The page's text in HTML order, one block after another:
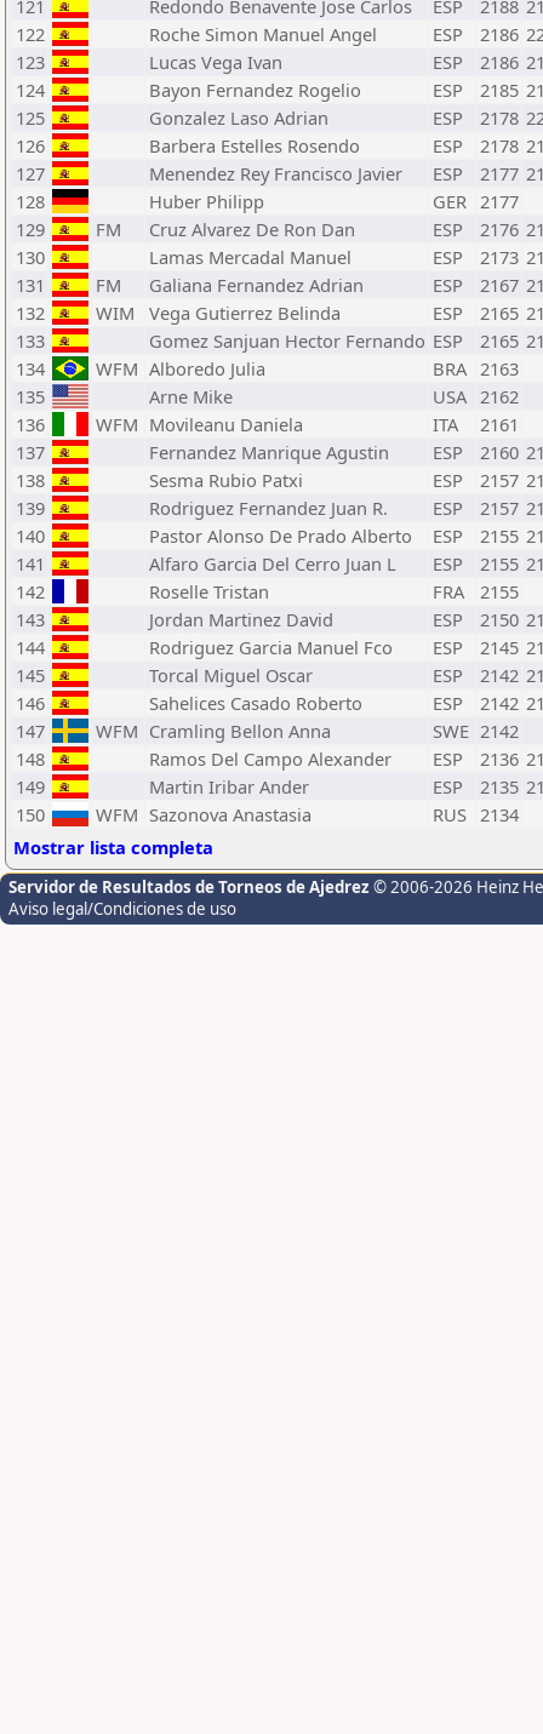
121
Redondo Benavente Jose Carlos ESP 2188
122
Roche Simon Manuel Angel ESP 2186
123
Lucas Vega Ivan ESP 2186
124
Bayon Fernandez Rogelio ESP 2185
125
Gonzalez Laso Adrian ESP 2178
126
Barbera Estelles Rosendo ESP 2178
127
Menendez Rey Francisco Javier ESP 2177
128
Huber Philipp GER 2177
129
FM Cruz Alvarez De Ron Dan ESP 2176
130
Lamas Mercadal Manuel ESP 2173
131
FM Galiana Fernandez Adrian ESP 2167
132
WIM Vega Gutierrez Belinda ESP 2165
133
Gomez Sanjuan Hector Fernando ESP 2165
134
WFM Alboredo Julia BRA 2163
135
Arne Mike USA 2162
136
WFM Movileanu Daniela ITA
2161
137
Fernandez Manrique Agustin ESP 2160
138
Sesma Rubio Patxi ESP 2157
139
Rodriguez Fernandez Juan R. ESP 2157
140
Pastor Alonso De Prado Alberto ESP 2155
141
Alfaro Garcia Del Cerro Juan L ESP 2155
142
Roselle Tristan FRA
2155
143
Jordan Martinez David ESP 2150
144
Rodriguez Garcia Manuel Fco ESP 2145
145
Torcal Miguel Oscar ESP 2142
146
Sahelices Casado Roberto ESP 2142
147
WFM Cramling Bellon Anna SWE 2142
148
Ramos Del Campo Alexander ESP 2136
149
Martin Iribar Ander ESP 2135
150
WFM Sazonova Anastasia RUS 2134
Mostrar lista completa
Servidor de Resultados de Torneos de Ajedrez © 2006-2026 Heinz
Aviso legal/Condiciones de uso